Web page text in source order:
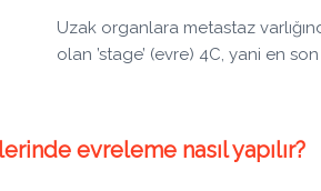
Uzak organlara metastaz
olan ’stage’ (evre) 4C, yani en
evreleme nasıl yapılır?